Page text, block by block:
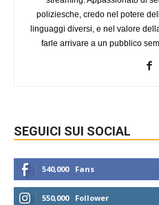
poliziesche, credo nel potere
linguaggi diversi, e nel valore
farle arrivare a un pubblico
SEGUICI SUI SOCIAL
540,000 Fans
550,000 Follower